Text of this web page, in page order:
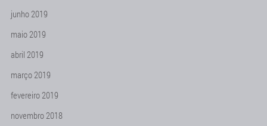
junho 2019
maio 2019
abril 2019
março 2019
fevereiro 2019
novembro 2018